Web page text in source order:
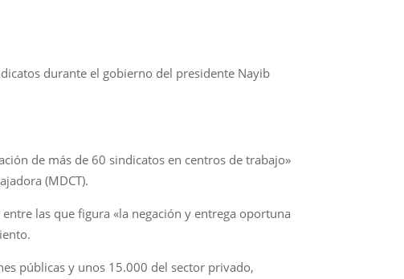
durante el gobierno del presidente Nayib
de más de 60 sindicatos en centros de trabajo»
(MDCT).
las que figura «la negación y entrega oportuna
públicas y unos 15.000 del sector privado,